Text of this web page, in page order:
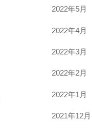
2022年5月
2022年4月
2022年3月
2022年2月
2022年1月
2021年12月